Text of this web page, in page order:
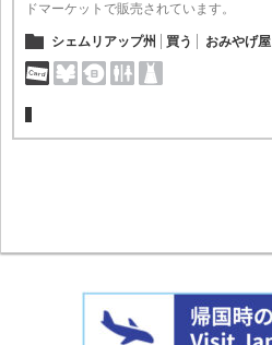
ドマーケットで販売されています。
シェムリアップ州 買う おみやげ屋